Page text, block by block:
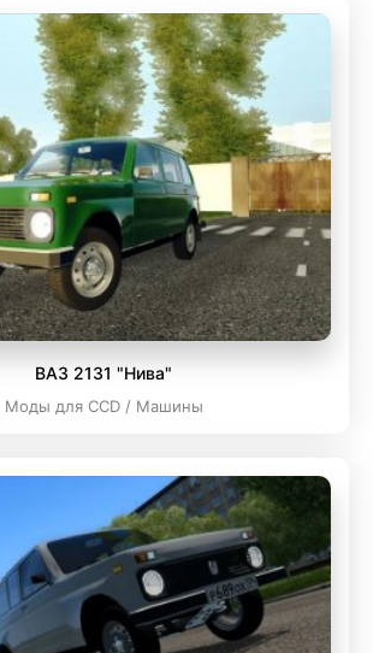
ВАЗ 2131 "Нива"
Моды для CCD / Машины